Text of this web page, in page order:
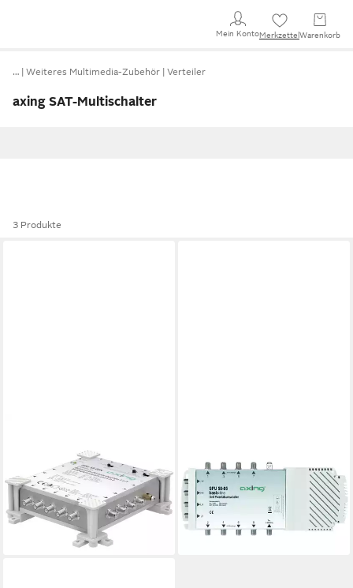
Mein KontoMerkzettel Warenkorb
… Weiteres Multimedia-Zubehör Verteiler
axing SAT-Multischalter
3 Produkte
SPU05809N SAT
Multischalter Eingänge
(Multischalter): 5 (4 SAT/1
94,14 €
lieferbar - in 2-3 Werktagen bei dir
58-05 SAT Multischalter
Eingänge (Multischalter): 5 (4
SAT/1
107,43 €
lieferbar - in 2-3 Werktagen bei dir